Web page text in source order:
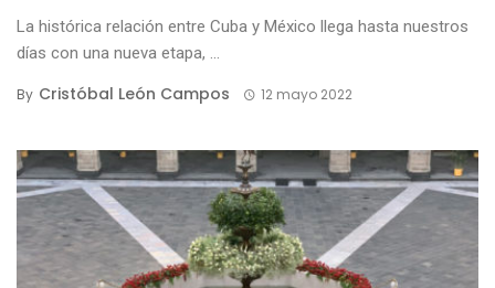
La histórica relación entre Cuba y México llega hasta nuestros
días con una nueva etapa, ...
By Cristóbal León Campos 12 mayo 2022